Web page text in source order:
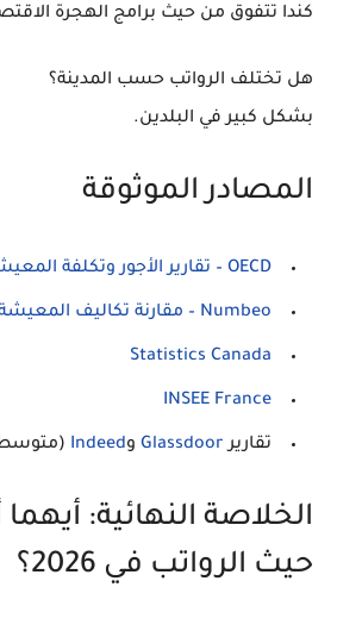
كندا تتفوق من حيث برامج الهجرة
هل تختلف الرواتب حسب المدينة؟
بشكل كبير في البلدين.
المصادر الموثوقة
OECD – تقارير الأجور وتكلفة المعيشة
Numbeo – مقارنة تكاليف المعيشة
Statistics Canada
INSEE France
تقاريرGlassdoor وIndeed
الخلاصة النهائية:
حيث الرواتب في 2026؟